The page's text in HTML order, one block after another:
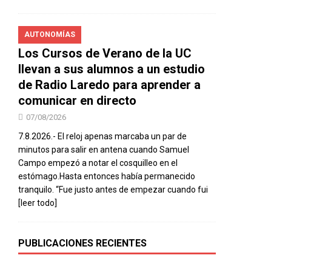
AUTONOMÍAS
Los Cursos de Verano de la UC
llevan a sus alumnos a un estudio
de Radio Laredo para aprender a
comunicar en directo
07/08/2026
7.8.2026.- El reloj apenas marcaba un par de
minutos para salir en antena cuando Samuel
Campo empezó a notar el cosquilleo en el
estómago.Hasta entonces había permanecido
tranquilo. “Fue justo antes de empezar cuando fui
[leer todo]
PUBLICACIONES RECIENTES